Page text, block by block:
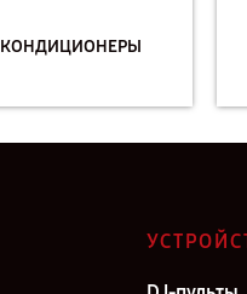
КОНДИЦИОНЕРЫ